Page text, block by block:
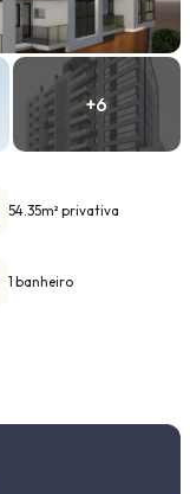
ou +
54.35m² privativa
1 banheiro